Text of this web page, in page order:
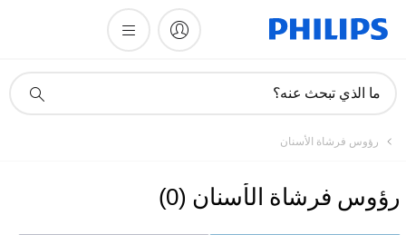
دعم
ما الذي تبحث عنه؟
رؤوس فرشاة الأسنان
رؤوس فرشاة الأسنان (
0
)